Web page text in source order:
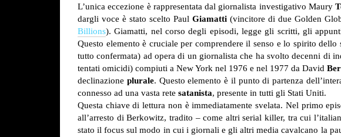
L’unica eccezione è rappresentata dal giornalista investigativo Maury
dargli voce è stato scelto PaulGiamatti (vincitore di due Golden
Billions). Giamatti, nel corso degli episodi, legge gli scritti, gli
Questo elemento è cruciale per comprendere il senso e lo spirito
tutto confermata) ad opera di un giornalista che ha svolto decenni di
tentati omicidi) compiuti a New York nel 1976 e nel 1977 da David
declinazione plurale. Questo elemento è il punto di partenza
connesso ad una vasta rete satanista, presente in tutti gli Stati Uniti.
Questa chiave di lettura non è immediatamente svelata. Nel primo
all’arresto di Berkowitz, tradito – come altri serial killer, tra cui
stato il focus sul modo in cui i giornali e gli altri media cavalcano la